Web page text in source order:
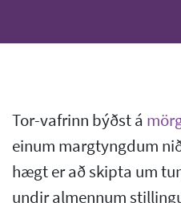
Tor-vafrinn býðst á
einum margtyngdum
hægt er að skipta um
undir almennum